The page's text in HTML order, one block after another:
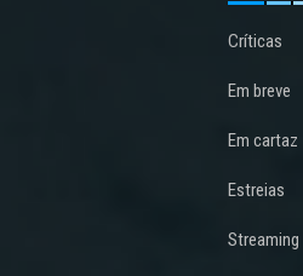
Críticas
Em breve
Em cartaz
Estreias
Streaming